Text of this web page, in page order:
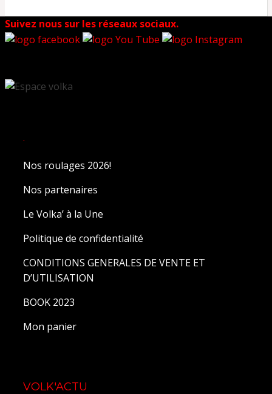
Suivez nous sur les réseaux sociaux.
.
Nos roulages 2026!
Nos partenaires
Le Volka’ à la Une
Politique de confidentialité
CONDITIONS GENERALES DE VENTE ET
D’UTILISATION
BOOK 2023
Mon panier
VOLK'ACTU